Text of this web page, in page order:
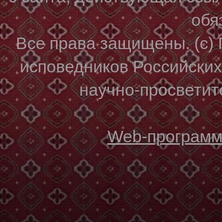
Все права защищены. (с)
исповедников
научно-
Web-